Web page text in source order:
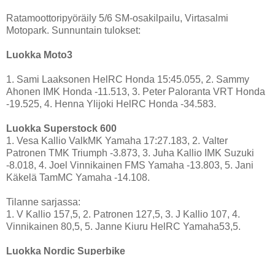
Ratamoottoripyöräily 5/6 SM-osakilpailu, Virtasalmi
Motopark. Sunnuntain tulokset:
Luokka Moto3
1. Sami Laaksonen HelRC Honda 15:45.055, 2. Sammy
Ahonen IMK Honda -11.513, 3. Peter Paloranta VRT Honda
-19.525, 4. Henna Ylijoki HelRC Honda -34.583.
Luokka Superstock 600
1. Vesa Kallio ValkMK Yamaha 17:27.183, 2. Valter
Patronen TMK Triumph -3.873, 3. Juha Kallio IMK Suzuki
-8.018, 4. Joel Vinnikainen FMS Yamaha -13.803, 5. Jani
Käkelä TamMC Yamaha -14.108.
Tilanne sarjassa:
1. V Kallio 157,5, 2. Patronen 127,5, 3. J Kallio 107, 4.
Vinnikainen 80,5, 5. Janne Kiuru HelRC Yamaha53,5.
Luokka Nordic Superbike